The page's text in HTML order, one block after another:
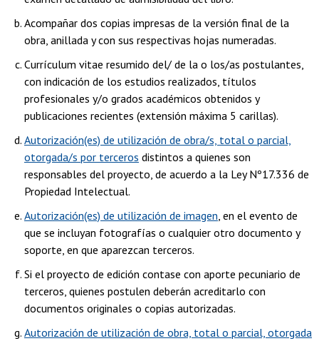
Acompañar dos copias impresas de la versión final de la
obra, anillada y con sus respectivas hojas numeradas.
Currículum vitae resumido del/ de la o los/as postulantes,
con indicación de los estudios realizados, títulos
profesionales y/o grados académicos obtenidos y
publicaciones recientes (extensión máxima 5 carillas).
Autorización(es) de utilización de obra/s, total o parcial,
otorgada/s por terceros distintos a quienes son
responsables del proyecto, de acuerdo a la Ley Nº17.336 de
Propiedad Intelectual.
Autorización(es) de utilización de imagen , en el evento de
que se incluyan fotografías o cualquier otro documento y
soporte, en que aparezcan terceros.
Si el proyecto de edición contase con aporte pecuniario de
terceros, quienes postulen deberán acreditarlo con
documentos originales o copias autorizadas.
Autorización de utilización de obra, total o parcial, otorgada